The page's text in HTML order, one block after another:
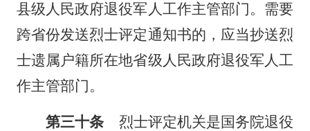
县级人民政府退役军人工作主管部门。需要
跨省份发送烈士评定通知书的，应当抄送烈
士遗属户籍所在地省级人民政府退役军人工
作主管部门。
第三十条 烈士评定机关是国务院退役